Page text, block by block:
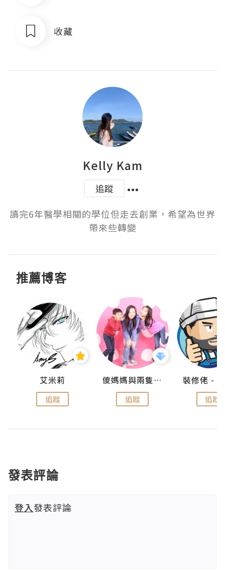
收藏
Kelly Kam
追蹤
讀完6年醫學相關的學位但走去創業，希望為世界
帶來些轉變
推薦博客
艾米莉
追蹤
儍媽媽與兩隻小魔怪之家
追蹤 追蹤
發表評論
登入發表評論